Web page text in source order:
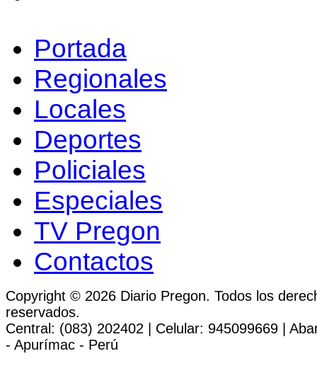
Portada
Regionales
Locales
Deportes
Policiales
Especiales
TV Pregon
Contactos
Copyright © 2026 Diario Pregon. Todos los
reservados.
Central: (083) 202402 | Celular: 945099669 |
- Apurímac - Perú